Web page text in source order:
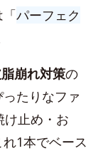
パーフェク
崩れ対策の
たりなファ
け止め・お
1本でベース